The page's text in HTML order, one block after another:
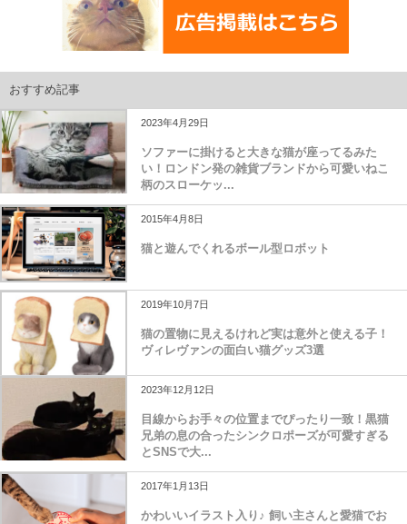
おすすめ記事
2023年4月29日
ソファーに掛けると大きな猫が座ってるみた
い！ロンドン発の雑貨ブランドから可愛いねこ
柄のスローケッ...
2015年4月8日
猫と遊んでくれるボール型ロボット
2019年10月7日
猫の置物に見えるけれど実は意外と使える子！
ヴィレヴァンの面白い猫グッズ3選
2023年12月12日
目線からお手々の位置までぴったり一致！黒猫
兄弟の息の合ったシンクロポーズが可愛すぎる
とSNSで大...
2017年1月13日
かわいいイラスト入り♪ 飼い主さんと愛猫でお